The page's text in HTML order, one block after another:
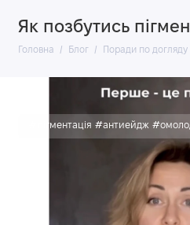
Як позбутись
Головна Блог Поради по догляду
#пігментація #антиейдж